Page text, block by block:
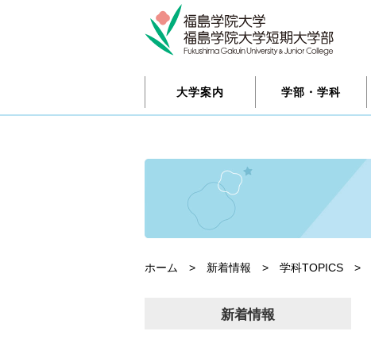
大学案内 学部・学科
ホーム > 新着情報 > 学科TOPICS >
新着情報